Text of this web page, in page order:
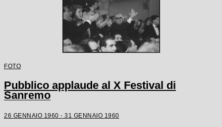
FOTO
Pubblico applaude al X Festival di
Sanremo
26 GENNAIO 1960 - 31 GENNAIO 1960